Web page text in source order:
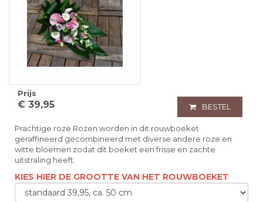
Prijs
€ 39,95 BESTEL
Prachtige roze Rozen worden in dit rouwboeket
geraffineerd gecombineerd met diverse andere roze en
witte bloemen zodat dit boeket een frisse en zachte
uitstraling heeft.
KIES HIER DE GROOTTE VAN HET ROUWBOEKET